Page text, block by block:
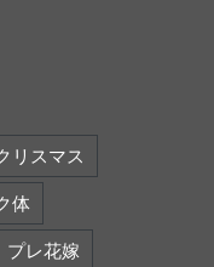
リスマス
体
プレ花嫁